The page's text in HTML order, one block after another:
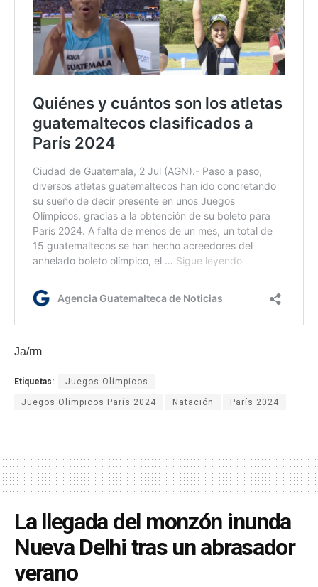
Ja/rm
Etiquetas: Juegos Olímpicos
Juegos Olímpicos París 2024 Natación París 2024
La llegada del monzón inunda
Nueva Delhi tras un abrasador
verano